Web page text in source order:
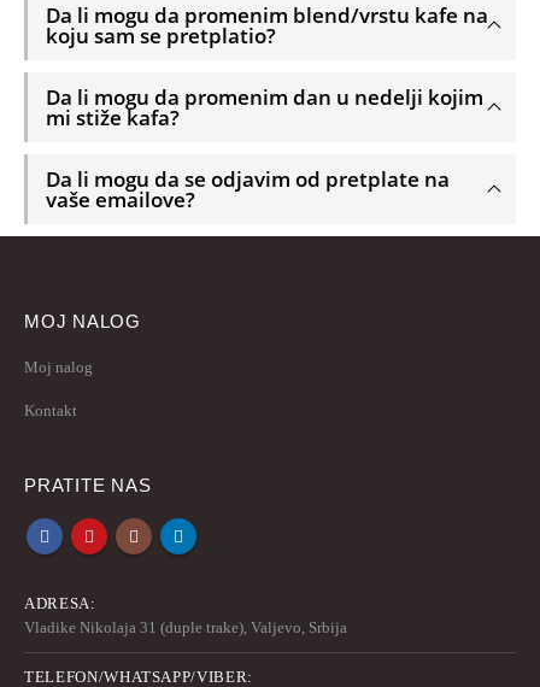
Da li mogu da promenim blend/vrstu kafe na
koju sam se pretplatio?
Da li mogu da promenim dan u nedelji kojim
mi stiže kafa?
Da li mogu da se odjavim od pretplate na
vaše emailove?
MOJ NALOG
Moj nalog
Kontakt
PRATITE NAS
ADRESA:
Vladike Nikolaja 31 (duple trake), Valjevo, Srbija
TELEFON/WHATSAPP/VIBER: